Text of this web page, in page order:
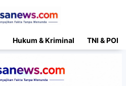
Hukum & Kriminal TNI &